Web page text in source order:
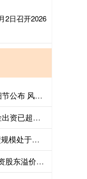
2日召开2026
金富宝 全国首例险企破产重整案细节公布 风险隔离机制保障保单债权人权益
万银鼎信 年内险资向私募股权基金出资已超千亿元
苏州恒泰配资 险企求“资”若渴 发债规模处于高位
股速查 国民养老再度“引战” 4家国资股东溢价20%入场